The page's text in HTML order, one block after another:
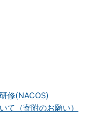
修(NACOS)
て（寄附のお願い）